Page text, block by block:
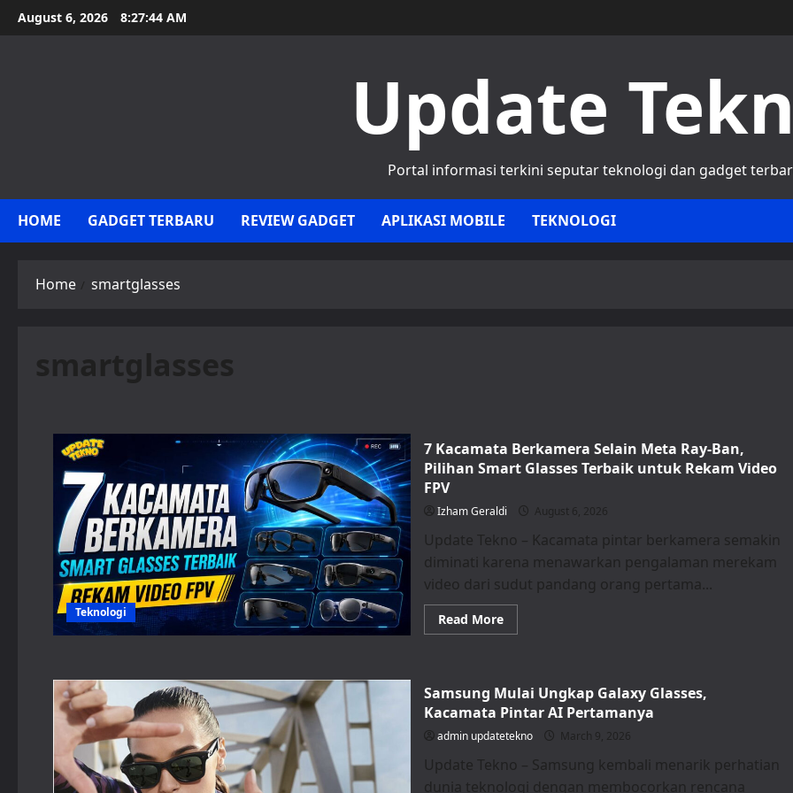
Skip
to
August 6, 2026 8:27:44 AM
Update
Portal informasi terkini seputar teknologi dan gadget
HOME GADGET TERBARU REVIEW GADGET APLIKASI MOBILE TEKNOLOGI
Home smartglasses
smartglasses
Teknologi
7 Kacamata Berkamera Selain Meta Ray-Ban,
Pilihan Smart Glasses Terbaik untuk Rekam Video
FPV
Izham Geraldi August 6, 2026
Update Tekno – Kacamata pintar berkamera semakin
diminati karena menawarkan pengalaman merekam
video dari sudut pandang orang pertama...
Read MoreRead
more
Selain
Meta
Ray-
Ban,
Pilihan
Glasses
Terbaik
Samsung Mulai Ungkap Galaxy Glasses,
Kacamata Pintar AI Pertamanya
admin updatetekno March 9, 2026
Update Tekno – Samsung kembali menarik perhatian
dunia teknologi dengan membocorkan rencana